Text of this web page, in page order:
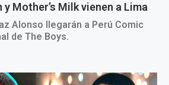
Mother’s Milk vienen a Lima
Alonso llegarán a Perú Comic
de The Boys.